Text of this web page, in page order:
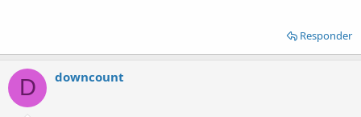
Responder
D downcount